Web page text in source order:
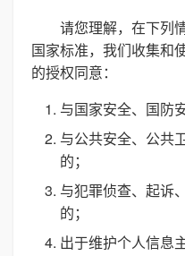
请您理解，在下列
国家标准，我们收集和
的授权同意：
与国家安全、国防
与公共安全、公共
的；
与犯罪侦查、起诉
的；
出于维护个人信息